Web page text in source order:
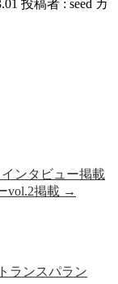
投稿者 : seed カ
ンタビュー掲載
vol.2掲載 →
ランスパラン